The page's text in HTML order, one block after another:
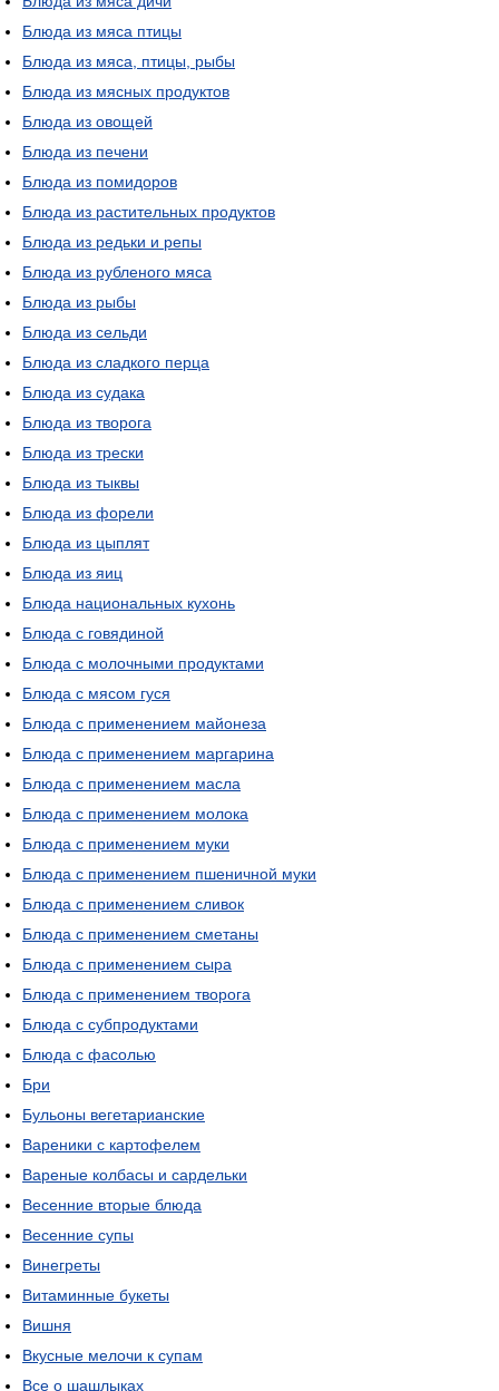
Блюда из мяса птицы
Блюда из мяса, птицы, рыбы
Блюда из мясных продуктов
Блюда из овощей
Блюда из печени
Блюда из помидоров
Блюда из растительных продуктов
Блюда из редьки и репы
Блюда из рубленого мяса
Блюда из рыбы
Блюда из сельди
Блюда из сладкого перца
Блюда из судака
Блюда из творога
Блюда из трески
Блюда из тыквы
Блюда из форели
Блюда из цыплят
Блюда из яиц
Блюда национальных кухонь
Блюда с говядиной
Блюда с молочными продуктами
Блюда с мясом гуся
Блюда с применением майонеза
Блюда с применением маргарина
Блюда с применением масла
Блюда с применением молока
Блюда с применением муки
Блюда с применением пшеничной муки
Блюда с применением сливок
Блюда с применением сметаны
Блюда с применением сыра
Блюда с применением творога
Блюда с субпродуктами
Блюда с фасолью
Бри
Бульоны вегетарианские
Вареники с картофелем
Вареные колбасы и сардельки
Весенние вторые блюда
Весенние супы
Винегреты
Витаминные букеты
Вишня
Вкусные мелочи к супам
Все о шашлыках